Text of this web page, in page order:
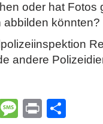
oder hat Fotos
abbilden könnten?
andere
EmailMessage
Print